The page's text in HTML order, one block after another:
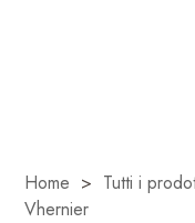
Home > Tutti i
Vhernier